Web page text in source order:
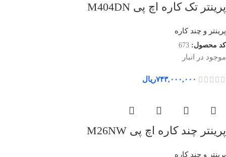
پرینتر تک کاره اچ پی M404DN
پرینتر و چند کاره
کد محصول: 673
موجود در انبار
۷۴۳,۰۰۰,۰۰۰ریال
پرینتر چند کاره اچ پی M26NW
پرینتر و چند کاره